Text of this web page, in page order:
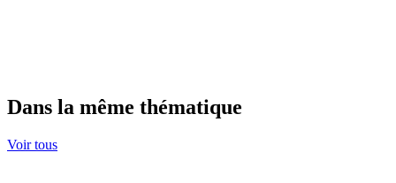
Dans la même thématique
Voir tous